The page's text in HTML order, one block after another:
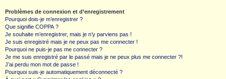
Problèmes de connexion et d’enregistrement
Pourquoi dois-je m’enregistrer ?
Que signifie COPPA ?
Je souhaite m’enregistrer, mais je n’y parviens pas !
Je suis enregistré mais je ne peux pas me connecter !
Pourquoi ne puis-je pas me connecter ?
Je me suis enregistré par le passé mais je ne peux plus me connecter ?!
J’ai perdu mon mot de passe !
Pourquoi suis-je automatiquement déconnecté ?